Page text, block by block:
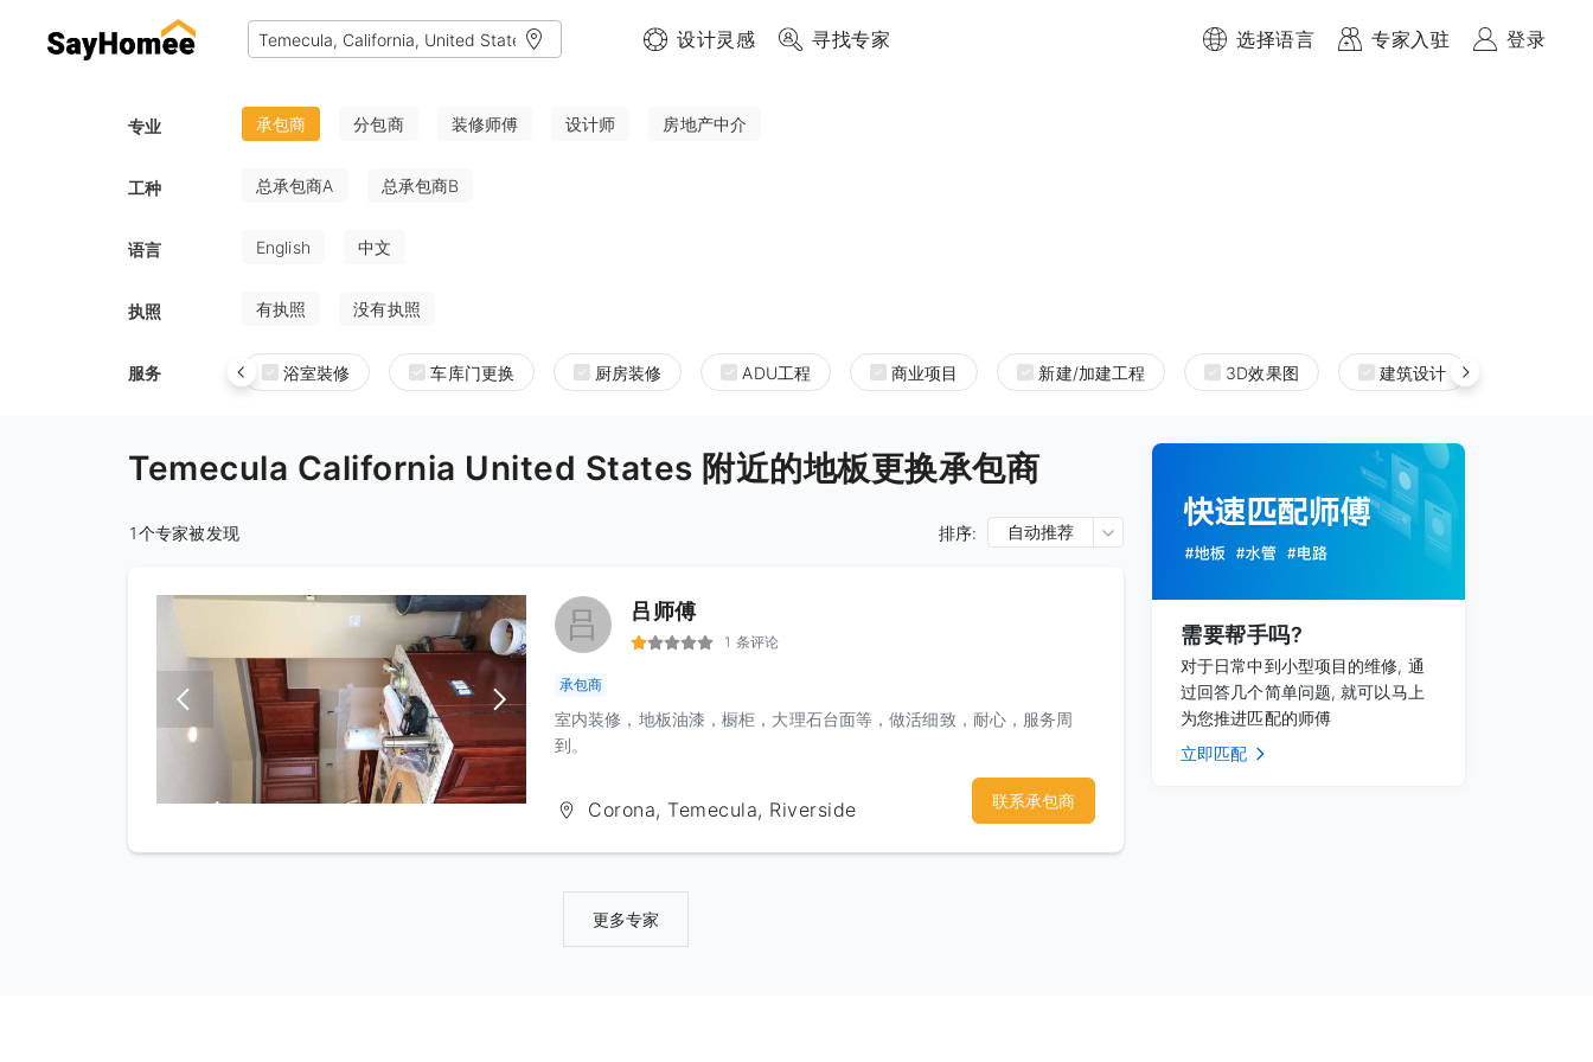
设计灵感 寻找专家 选择语言 专家入驻 登录
专业 承包商 分包商 装修师傅 设计师 房地产中介
工种 总承包商A 总承包商B
语言 English 中文
执照 有执照 没有执照
服务 浴室裝修 车库门更换 厨房装修 ADU工程 商业项目 新建/加建工程 3D效果图 建筑设计
Temecula California United States 附近的地板更换承包商
1个专家被发现 排序: 自动推荐
吕 吕师傅
1 条评论
承包商
室内装修，地板油漆，橱柜，大理石台面等，做活细致，耐心，服务周
到。
Corona, Temecula, Riverside 联系承包商
更多专家
需要帮手吗?
对于日常中到小型项目的维修, 通
过回答几个简单问题, 就可以马上
为您推进匹配的师傅
立即匹配